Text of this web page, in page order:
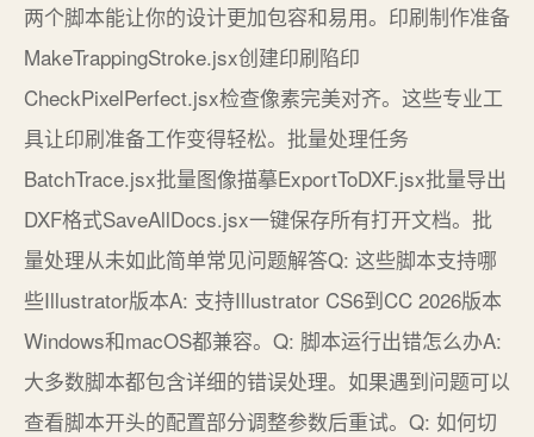
两个脚本能让你的设计更加包容和易用。印刷制作准备
MakeTrappingStroke.jsx创建印刷陷印
CheckPixelPerfect.jsx检查像素完美对齐。这些专业工
具让印刷准备工作变得轻松。批量处理任务
BatchTrace.jsx批量图像描摹ExportToDXF.jsx批量导出
DXF格式SaveAllDocs.jsx一键保存所有打开文档。批
量处理从未如此简单常见问题解答Q: 这些脚本支持哪
些Illustrator版本A: 支持Illustrator CS6到CC 2026版本
Windows和macOS都兼容。Q: 脚本运行出错怎么办A:
大多数脚本都包含详细的错误处理。如果遇到问题可以
查看脚本开头的配置部分调整参数后重试。Q: 如何切